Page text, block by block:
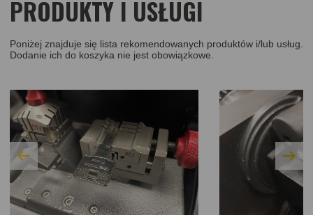
PRODUKTY I USŁUGI
Poniżej znajduje się lista rekomendowanych produktów i/lub usług.
Dodanie ich do koszyka nie jest obowiązkowe.